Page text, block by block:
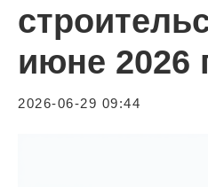
июне 2026
2026-06-29 09:44